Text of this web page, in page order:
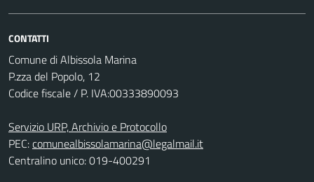
CONTATTI
Comune di Albissola Marina
P.zza del Popolo, 12
Codice fiscale / P. IVA:00333890093
Servizio URP, Archivio e Protocollo
PEC:comunealbissolamarina@legalmail.it
Centralino unico: 019-400291